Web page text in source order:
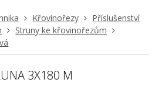
Křovinořezy
Příslušenství
Struny ke křovinořezům
3X180 M